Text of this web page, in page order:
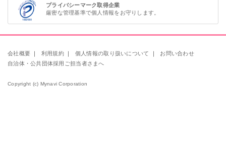
プライバシーマーク取得企業
厳密な管理基準で個人情報をお守りします。
会社概要 ｜ 利用規約 ｜ 個人情報の取り扱いについて ｜
お問い合わせ
自治体・公共団体採用ご担当者さまへ
Copyright (c) Mynavi Corporation